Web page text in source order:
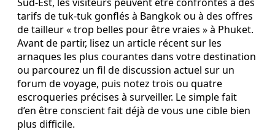
Sud-Est, les visiteurs peuvent être confrontés à des
tarifs de tuk-tuk gonflés à Bangkok ou à des offres
de tailleur « trop belles pour être vraies » à Phuket.
Avant de partir, lisez un article récent sur les
arnaques les plus courantes dans votre destination
ou parcourez un fil de discussion actuel sur un
forum de voyage, puis notez trois ou quatre
escroqueries précises à surveiller. Le simple fait
d’en être conscient fait déjà de vous une cible bien
plus difficile.